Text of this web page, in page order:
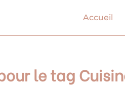
Accueil
le tag